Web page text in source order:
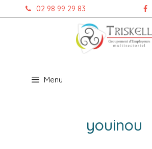
au
02 98 99 29 83
Menu
youinou